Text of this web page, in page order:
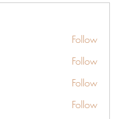
Follow
Follow
Follow
Follow